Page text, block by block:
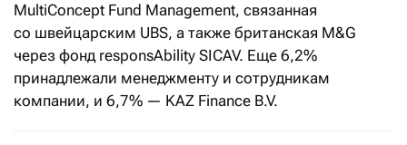
MultiConcept Fund Management, связанная
со швейцарским UBS, а также британская M&G
через фонд responsAbility SICAV. Еще 6,2%
принадлежали менеджменту и сотрудникам
компании, и 6,7% — KAZ Finance B.V.